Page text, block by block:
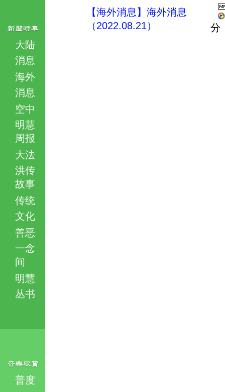
大陆
消息
海外
消息
空中
明慧
周报
大法
洪传
故事
传统
文化
善恶
一念
间
明慧
丛书
普度
【海外消息】海外消息
（2022.08.21）
分